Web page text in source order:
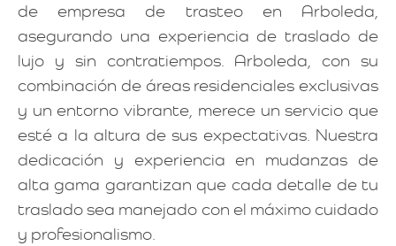
de empresa de trasteo en Arboleda,
asegurando una experiencia de traslado de
lujo y sin contratiempos. Arboleda, con su
combinación de áreas residenciales exclusivas
y un entorno vibrante, merece un servicio que
esté a la altura de sus expectativas. Nuestra
dedicación y experiencia en mudanzas de
alta gama garantizan que cada detalle de tu
traslado sea manejado con el máximo cuidado
y profesionalismo.